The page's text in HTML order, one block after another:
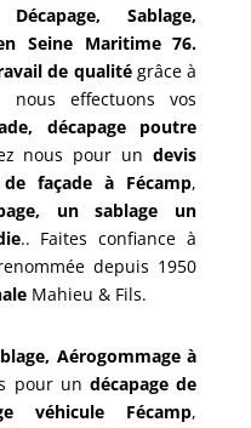
Décapage, Sablage,
Seine Maritime 76.
de qualitégrâce à
nous effectuons vos
décapage poutre
nous pour undevis
façade à Fécamp,
un sablage un
.. Faites confiance à
depuis 1950
Mahieu & Fils.
Aérogommage à
pour un décapage de
véhicule Fécamp,